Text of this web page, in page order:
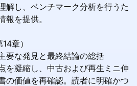
解し、ベンチマーク分析を行うた
報を提供。
章）
要な発見と最終結論の総括
を凝縮し、中古および再生ミニ伸
の価値を再確認。読者に明確かつ